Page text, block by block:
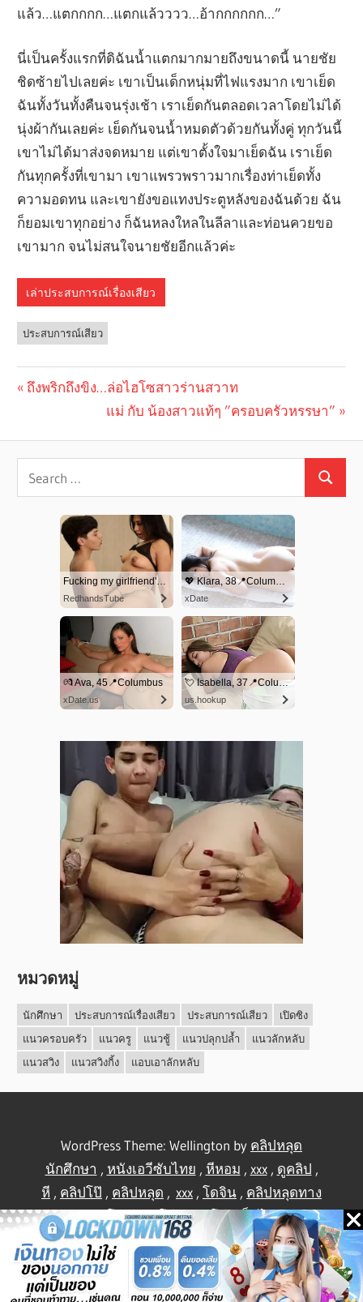
แล้ว…แตกกกก…แตกแล้วววว…อ้ากกกกกก…”
นี่เป็นครั้งแรกที่ดิฉันน้ำแตกมากมายถึงขนาดนี้ นายชัย
ชิดซ้ายไปเลยค่ะ เขาเป็นเด็กหนุ่มที่ไฟแรงมาก เขาเย็ด
ฉันทั้งวันทั้งคืนจนรุ่งเช้า เราเย็ดกันตลอดเวลาโดยไม่ได้
นุ่งผ้ากันเลยค่ะ เย็ดกันจนน้ำหมดตัวด้วยกันทั้งคู่ ทุกวันนี้
เขาไม่ได้มาส่งจดหมาย แต่เขาตั้งใจมาเย็ดฉัน เราเย็ด
กันทุกครั้งที่เขามา เขาแพรวพราวมากเรื่องท่าเย็ดทั้ง
ความอดทน และเขายังขอแทงประตูหลังของฉันด้วย ฉัน
ก็ยอมเขาทุกอย่าง ก็ฉันหลงใหลในลีลาและท่อนควยขอ
เขามาก จนไม่สนใจนายชัยอีกแล้วค่ะ
เล่าประสบการณ์เรื่องเสียว
ประสบการณ์เสียว
navigation
Previous
ถึงพริกถึงขิง…ล่อไฮโซสาวร่านสวาท
Next
แม่ กับ น้องสาวแท้ๆ ”ครอบครัวหรรษา”
หมวดหมู่
นักศึกษา ประสบการณ์เรื่องเสียว ประสบการณ์เสียว
เปิดซิง
แนวครอบครัว
แนวครู แนวชู้ แนวปลุกปล้ำ
แนวลักหลับ
แนวสวิง
แนวสวิงกิ้ง แอบเอาลักหลับ
WordPress Theme: Wellington by คลิปหลุด
นักศึกษา , หนังเอวีซับไทย , หีหอม , xxx, ดูคลิป ,
หี , คลิปโป๊ , คลิปหลุด , xxx , โดจิน , คลิปหลุดทาง
บ้าน ,คลิปโป้ ,คลิปโป๊,คลิปโป๊,เย็ดไทย,คลิป
หลุดไทย